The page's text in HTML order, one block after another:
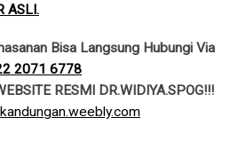
ASLI.
Bisa Langsung Hubungi Via
2071 6778
RESMI DR.WIDIYA.SPOG!!!